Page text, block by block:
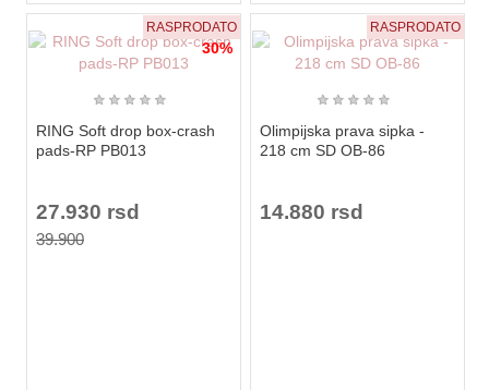
RASPRODATO
30%
★ ★ ★ ★ ★
RING Soft drop box-crash
pads-RP PB013
27.930 rsd
39.900
RASPRODATO
★ ★ ★ ★ ★
Olimpijska prava sipka -
218 cm SD OB-86
14.880 rsd